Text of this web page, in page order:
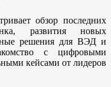
обзор последних
развития новых
решения для ВЭД и
с цифровыми
кейсами от лидеров